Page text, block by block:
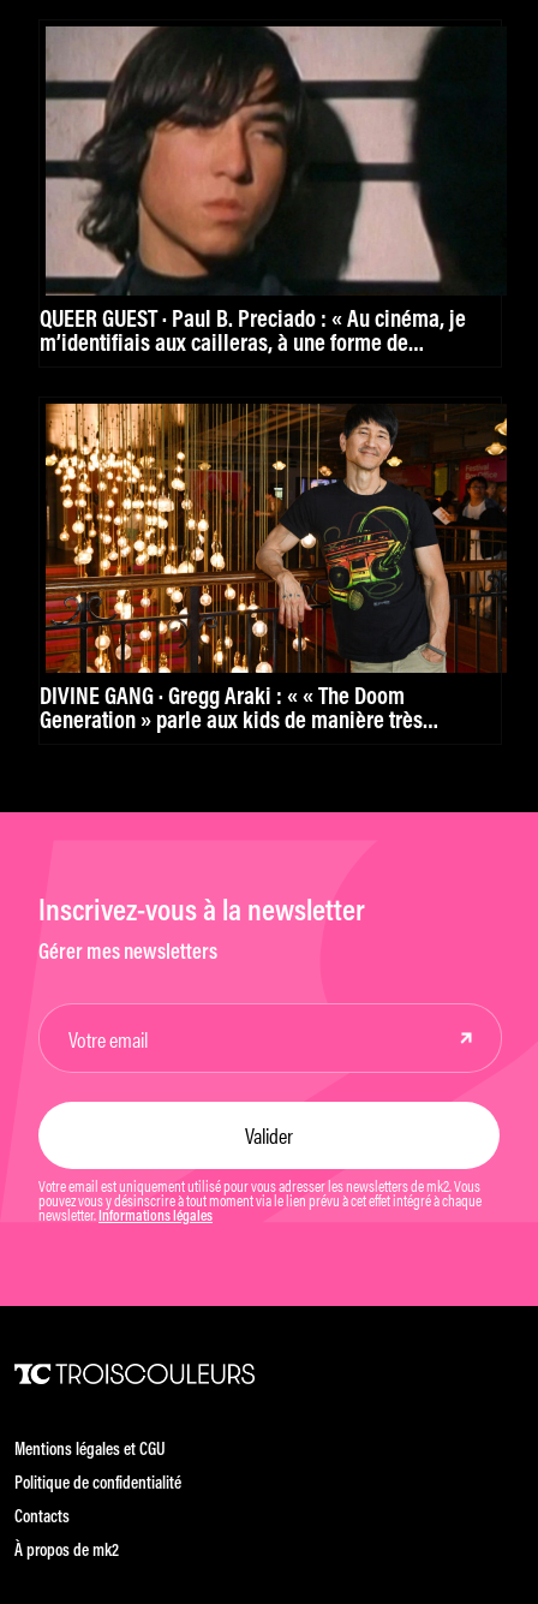
QUEER GUEST · Paul B. Preciado : « Au cinéma, je
m’identifiais aux cailleras, à une forme de
DIVINE GANG · Gregg Araki : « « The Doom
Generation » parle aux kids de manière très
Inscrivez-vous à la newsletter
Gérer mes newsletters
Votre email est uniquement utilisé pour vous adresser les newsletters de mk2. Vous
pouvez vous y désinscrire à tout moment via le lien prévu à cet effet intégré à chaque
newsletter. Informations légales
Mentions légales et CGU
Politique de confidentialité
Contacts
À propos de mk2